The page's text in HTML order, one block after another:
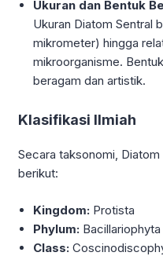
Ukuran dan Bentuk
Ukuran Diatom Sentral
mikrometer) hingga
mikroorganisme.
beragam dan artistik.
Klasifikasi Ilmiah
Secara taksonomi,
berikut:
Kingdom: Protista
Phylum: Bacillariophyta
Class: